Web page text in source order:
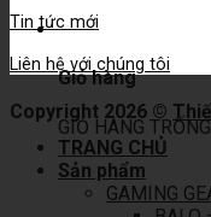
Giỏ hàng
GIỎ HÀNG
Tin tức mới
Liên hệ với chúng tôi
Copyright 2026 ©
TRANG CHỦ
Sản phẩm
GAMING